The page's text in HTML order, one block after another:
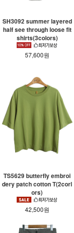
SH3092 summer layered
half see through loose fit
shirts(3colors)
57,600원
TS5629 butterfly embroi
dery patch cotton T(2corl
ors)
42,500원